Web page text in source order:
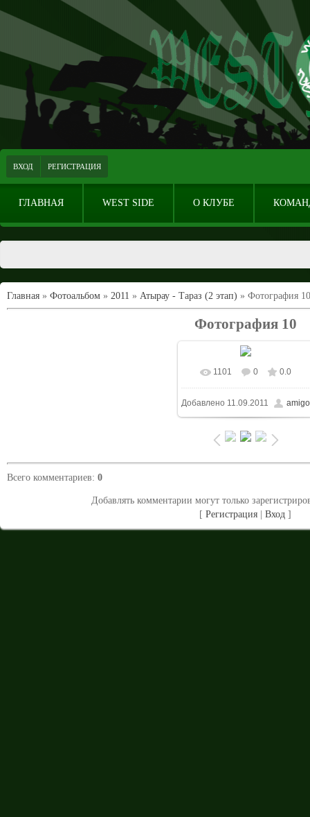
ВХОД РЕГИСТРАЦИЯ
ГЛАВНАЯ WEST SIDE О КЛУБЕ
Главная » Фотоальбом » 2011 » Атырау - Тараз (2 этап) » Фотография 10
Фотография 10
В реальном размере
1500x1125/ 257.6Kb
1101 0 0.0
Добавлено 11.09.2011 amigo
Всего комментариев: 0
Добавлять комментарии могут только
[Регистрация |Вход ]